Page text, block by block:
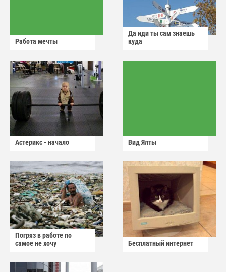
Работа мечты
Да иди ты сам знаешь
куда
Астерикс - начало Вид Ялты
Погряз в работе по
самое не хочу
Бесплатный интернет